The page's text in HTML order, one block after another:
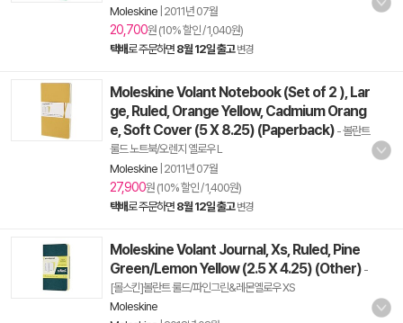
Moleskine 2011년 07월
20,700원 (10% 할인 / 1,040원)
택배로 주문하면 8월 12일 출고 변경
Moleskine Volant Notebook (Set of 2 ), Lar
ge, Ruled, Orange Yellow, Cadmium Orang
e, Soft Cover (5 X 8.25) (Paperback) - 볼란트
룰드 노트북/오렌지 옐로우 L
Moleskine 2011년 07월
27,900원 (10% 할인 / 1,400원)
택배로 주문하면 8월 12일 출고 변경
Moleskine Volant Journal, Xs, Ruled, Pine
Green/Lemon Yellow (2.5 X 4.25) (Other) -
[몰스킨]볼란트 룰드/파인그린&레몬옐로우 XS
Moleskine